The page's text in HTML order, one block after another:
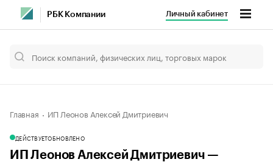
РБК Компании Личный кабинет
Главная ИП Леонов Алексей Дмитриевич
ДЕЙСТВУЕТОБНОВЛЕНО
ИП Леонов Алексей Дмитриевич —